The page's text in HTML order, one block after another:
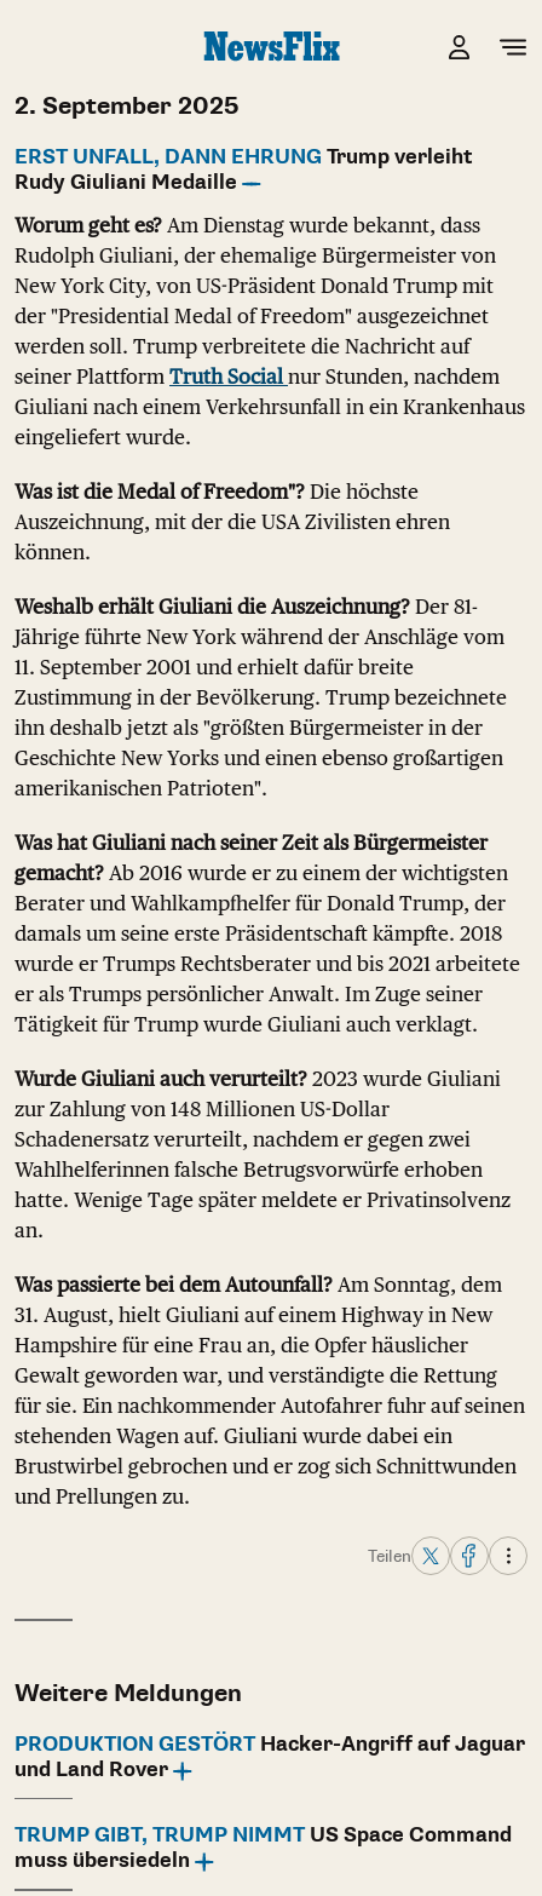
2. September 2025
ERST UNFALL, DANN EHRUNG Trump verleiht
Rudy Giuliani Medaille
Worum geht es? Am Dienstag wurde bekannt, dass
Rudolph Giuliani, der ehemalige Bürgermeister von
New York City, von US-Präsident Donald Trump mit
der "Presidential Medal of Freedom" ausgezeichnet
werden soll. Trump verbreitete die Nachricht auf
seiner Plattform Truth Socialnur Stunden, nachdem
Giuliani nach einem Verkehrsunfall in ein Krankenhaus
eingeliefert wurde.
Was ist die Medal of Freedom"? Die höchste
Auszeichnung, mit der die USA Zivilisten ehren
können.
Weshalb erhält Giuliani die Auszeichnung? Der 81-
Jährige führte New York während der Anschläge vom
11. September 2001 und erhielt dafür breite
Zustimmung in der Bevölkerung. Trump bezeichnete
ihn deshalb jetzt als "größten Bürgermeister in der
Geschichte New Yorks und einen ebenso großartigen
amerikanischen Patrioten".
Was hat Giuliani nach seiner Zeit als Bürgermeister
gemacht? Ab 2016 wurde er zu einem der wichtigsten
Berater und Wahlkampfhelfer für Donald Trump, der
damals um seine erste Präsidentschaft kämpfte. 2018
wurde er Trumps Rechtsberater und bis 2021 arbeitete
er als Trumps persönlicher Anwalt. Im Zuge seiner
Tätigkeit für Trump wurde Giuliani auch verklagt.
Wurde Giuliani auch verurteilt? 2023 wurde Giuliani
zur Zahlung von 148 Millionen US-Dollar
Schadenersatz verurteilt, nachdem er gegen zwei
Wahlhelferinnen falsche Betrugsvorwürfe erhoben
hatte. Wenige Tage später meldete er Privatinsolvenz
an.
Was passierte bei dem Autounfall? Am Sonntag, dem
31. August, hielt Giuliani auf einem Highway in New
Hampshire für eine Frau an, die Opfer häuslicher
Gewalt geworden war, und verständigte die Rettung
für sie. Ein nachkommender Autofahrer fuhr auf seinen
stehenden Wagen auf. Giuliani wurde dabei ein
Brustwirbel gebrochen und er zog sich Schnittwunden
und Prellungen zu.
Teilen
Weitere Meldungen
PRODUKTION GESTÖRTHacker-Angriff auf Jaguar
und Land Rover
TRUMP GIBT, TRUMP NIMMTUS Space Command
muss übersiedeln